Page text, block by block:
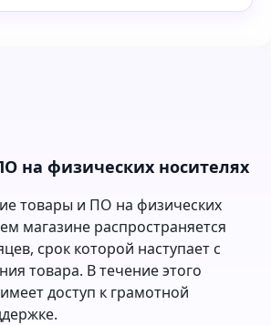
на физических носителях
товары и ПО на физических
магазине распространяется
срок которой наступает с
товара. В течение этого
доступ к грамотной